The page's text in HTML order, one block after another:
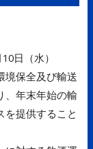
日（水）
境保全及び輸送
、年末年始の輸
を提供すること